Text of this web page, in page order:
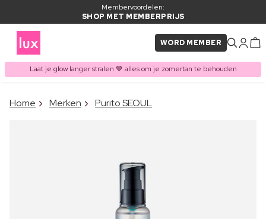
Membervoordelen:
SHOP MET MEMBERPRIJS
WORD MEMBER
Laat je glow langer stralen 🤎 alles om je zomertan te behouden
ITEM TOEGEVOEGD AAN
Home Merken Purito SEOUL